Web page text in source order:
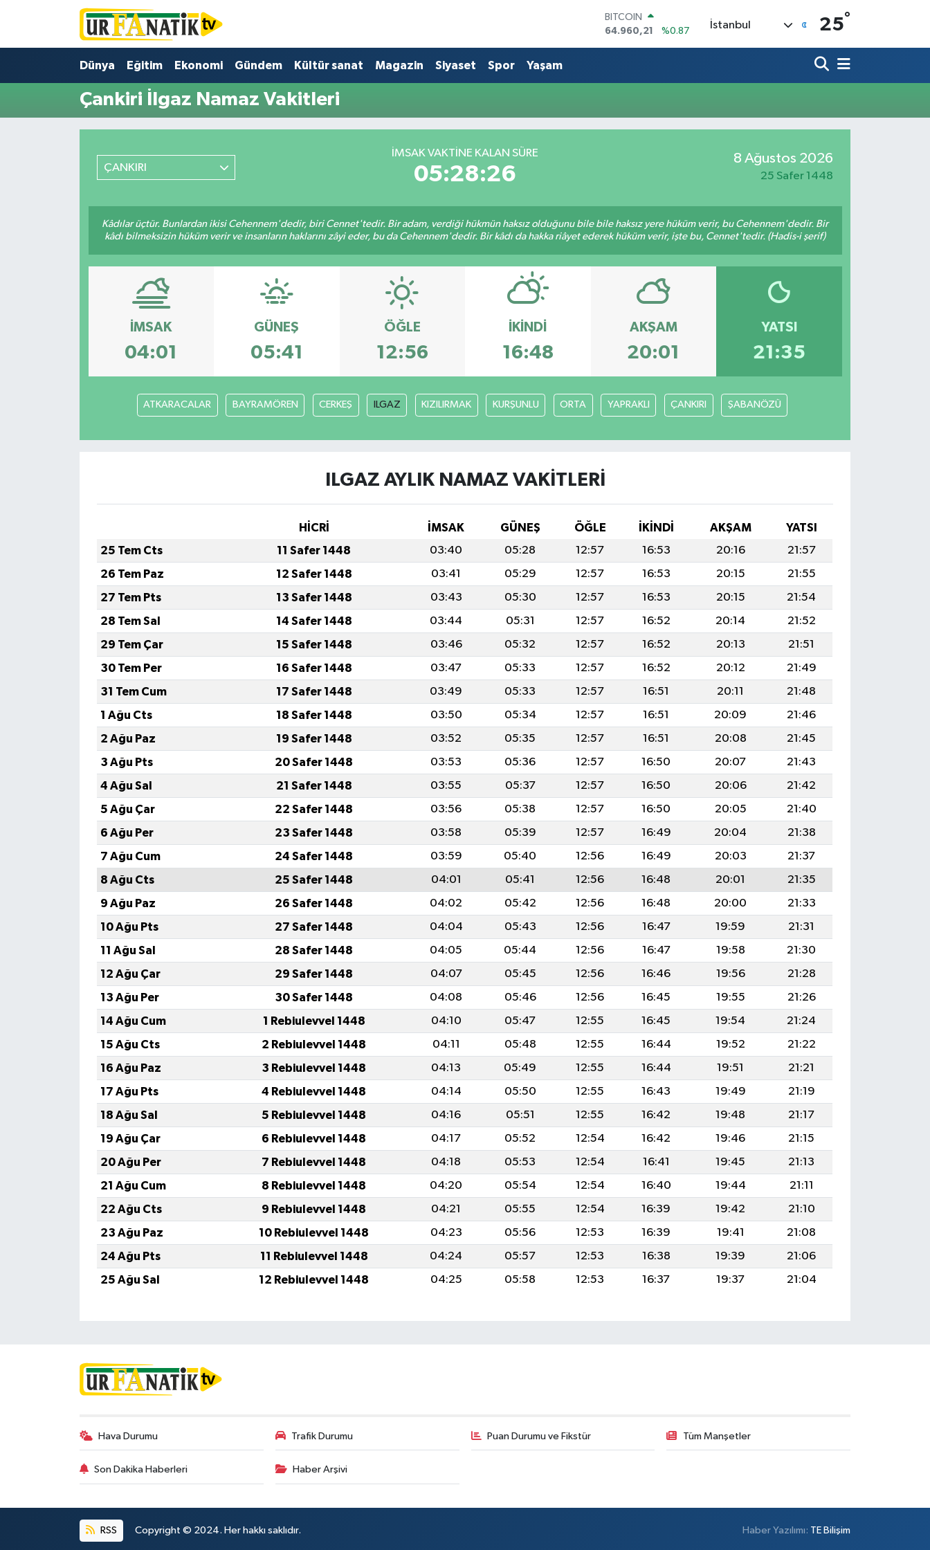
BITCOIN
64.960,21
%0.87
55,2510
%0.32
GRAM ALTIN
İstanbul 25°
Dünya Eğitim Ekonomi Gündem Kültür sanat Magazin Siyaset Spor Yaşam
Çankiri İlgaz Namaz Vakitleri
ÇANKIRI
İMSAK VAKTINE KALAN SÜRE
05:28:26
8 Ağustos 2026
25 Safer 1448
Kâdılar üçtür. Bunlardan ikisi Cehennem'dedir, biri Cennet'tedir. Bir adam, verdiği hükmün haksız olduğunu bile bile haksız yere hüküm verir, bu Cehennem'dedir. Bir
kâdı bilmeksizin hüküm verir ve insanların haklarını zâyi eder, bu da Cehennem'dedir. Bir kâdı da hakka riâyet ederek hüküm verir, işte bu, Cennet'tedir. (Hadis-i şerif)
İMSAK
04:01
GÜNEŞ
05:41
ÖĞLE
12:56
İKINDI
16:48
AKŞAM
20:01
YATSI
21:35
ATKARACALAR BAYRAMÖREN CERKEŞ ILGAZ KIZILIRMAK KURŞUNLU ORTA YAPRAKLI ÇANKIRI ŞABANÖZÜ
ILGAZ AYLIK NAMAZ VAKITLERI
HİCRİ İMSAK GÜNEŞ ÖĞLE İKINDI AKŞAM
YATSI
25 Tem Cts
11 Safer 1448 03:40 05:28 12:57 16:53 20:16
21:57
26 Tem Paz
12 Safer 1448 03:41 05:29 12:57 16:53 20:15
21:55
27 Tem Pts
13 Safer 1448 03:43 05:30 12:57 16:53 20:15
21:54
28 Tem Sal
14 Safer 1448 03:44 05:31 12:57 16:52 20:14
21:52
29 Tem Çar
15 Safer 1448 03:46 05:32 12:57 16:52 20:13
21:51
30 Tem Per
16 Safer 1448 03:47 05:33 12:57 16:52 20:12
21:49
31 Tem Cum
17 Safer 1448 03:49 05:33 12:57 16:51 20:11
21:48
1 Ağu Cts
18 Safer 1448 03:50 05:34 12:57 16:51 20:09
21:46
2 Ağu Paz
19 Safer 1448 03:52 05:35 12:57 16:51 20:08
21:45
3 Ağu Pts
20 Safer 1448 03:53 05:36 12:57 16:50 20:07
21:43
4 Ağu Sal
21 Safer 1448 03:55 05:37 12:57 16:50 20:06
21:42
5 Ağu Çar
22 Safer 1448 03:56 05:38 12:57 16:50 20:05
21:40
6 Ağu Per
23 Safer 1448 03:58 05:39 12:57 16:49 20:04
21:38
7 Ağu Cum
24 Safer 1448 03:59 05:40 12:56 16:49 20:03
21:37
8 Ağu Cts
25 Safer 1448 04:01 05:41 12:56 16:48 20:01
21:35
9 Ağu Paz
26 Safer 1448 04:02 05:42 12:56 16:48 20:00
21:33
10 Ağu Pts
27 Safer 1448 04:04 05:43 12:56 16:47 19:59
21:31
11 Ağu Sal
28 Safer 1448 04:05 05:44 12:56 16:47 19:58
21:30
12 Ağu Çar
29 Safer 1448 04:07 05:45 12:56 16:46 19:56
21:28
13 Ağu Per
30 Safer 1448 04:08 05:46 12:56 16:45 19:55
21:26
14 Ağu Cum
1 Rebiulevvel 1448 04:10 05:47 12:55 16:45 19:54
21:24
15 Ağu Cts
2 Rebiulevvel 1448 04:11 05:48 12:55 16:44 19:52
21:22
16 Ağu Paz
3 Rebiulevvel 1448 04:13 05:49 12:55 16:44 19:51
21:21
17 Ağu Pts
4 Rebiulevvel 1448 04:14 05:50 12:55 16:43 19:49
21:19
18 Ağu Sal
5 Rebiulevvel 1448 04:16 05:51 12:55 16:42 19:48
21:17
19 Ağu Çar
6 Rebiulevvel 1448 04:17 05:52 12:54 16:42 19:46
21:15
20 Ağu Per
7 Rebiulevvel 1448 04:18 05:53 12:54 16:41 19:45
21:13
21 Ağu Cum
8 Rebiulevvel 1448 04:20 05:54 12:54 16:40 19:44
21:11
22 Ağu Cts
9 Rebiulevvel 1448 04:21 05:55 12:54 16:39 19:42
21:10
23 Ağu Paz
10 Rebiulevvel 1448 04:23 05:56 12:53 16:39 19:41
21:08
24 Ağu Pts
11 Rebiulevvel 1448 04:24 05:57 12:53 16:38 19:39
21:06
25 Ağu Sal
12 Rebiulevvel 1448 04:25 05:58 12:53 16:37 19:37 21:04
Hava Durumu Trafik Durumu Puan Durumu ve Fikstür Tüm Manşetler
Son Dakika Haberleri Haber Arşivi
RSS Copyright © 2024. Her hakkı saklıdır. Haber Yazılımı: TE Bilişim
Tüm Manşetler
Haber Arşivi